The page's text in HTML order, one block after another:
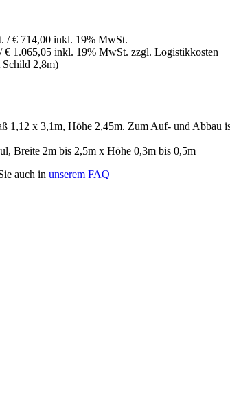
/ € 714,00 inkl. 19% MwSt.
€ 1.065,05 inkl. 19% MwSt. zzgl. Logistikkosten
2,8m)
1,12 x 3,1m, Höhe 2,45m. Zum Auf- und Abbau
Breite 2m bis 2,5m x Höhe 0,3m bis 0,5m
auch in unserem FAQ